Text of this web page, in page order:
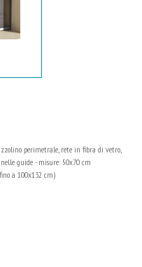
perimetrale, rete in fibra di vetro,
guide - misure: 50x70 cm
a 100x132 cm)